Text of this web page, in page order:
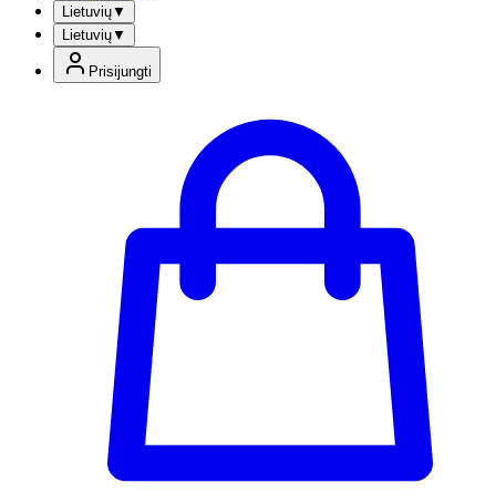
Lietuvių▼
Lietuvių▼
Prisijungti